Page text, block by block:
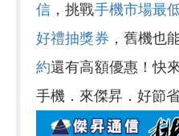
信 ，挑戰手機市場最
好禮抽獎券 ，舊機也
約還有高額優惠！快
手機．來傑昇．好節省